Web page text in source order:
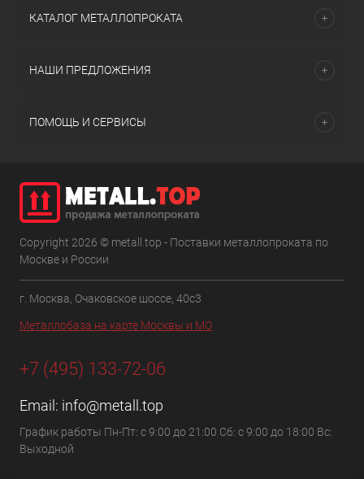
КАТАЛОГ МЕТАЛЛОПРОКАТА
НАШИ ПРЕДЛОЖЕНИЯ
ПОМОЩЬ И СЕРВИСЫ
Copyright 2026 © metall.top - Поставки металлопроката по
Москве и России
г. Москва, Очаковское шоссе, 40с3
Металлобаза на карте Москвы и МО
+7 (495) 133-72-06
Email: info@metall.top
График работы Пн-Пт: с 9:00 до 21:00 Сб: с 9:00 до 18:00 Вс:
Выходной